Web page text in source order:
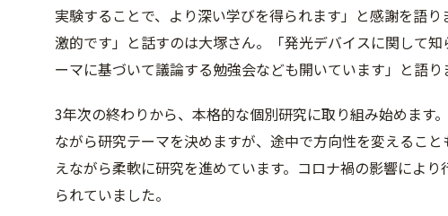
実験することで、より深い学びを得られます」と感謝を語
激的です」と話すのは大塚さん。「発光デバイスに関して
ーマに基づいて議論する勉強会なども開いています」と語り
3年次の終わりから、本格的な個別研究に取り組み始めます
ながら研究テーマを決めますが、途中で方向性を変えるこ
えながら柔軟に研究を進めています。コロナ禍の影響によ
られていました。